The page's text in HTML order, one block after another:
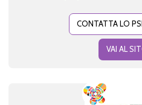
CONTATTA LO
VAI AL